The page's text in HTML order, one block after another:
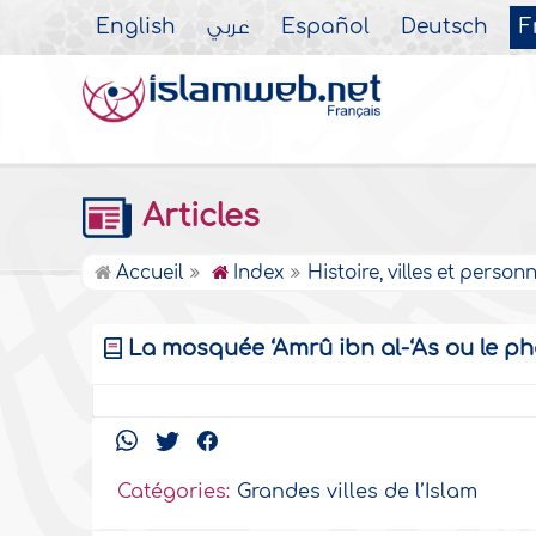
English عربي Español Deutsch
Articles
Accueil Index Histoire, villes et
La mosquée ‘Amrû ibn al-‘As ou le
Catégories: Grandes villes de l’Islam